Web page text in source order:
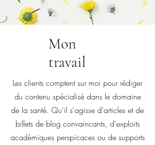
Mon
travail
Les clients comptent sur moi pour rédiger
du contenu spécialisé dans le domaine
de la santé. Qu'il s'agisse d'articles et de
billets de blog convaincants, d'exploits
académiques perspicaces ou de supports